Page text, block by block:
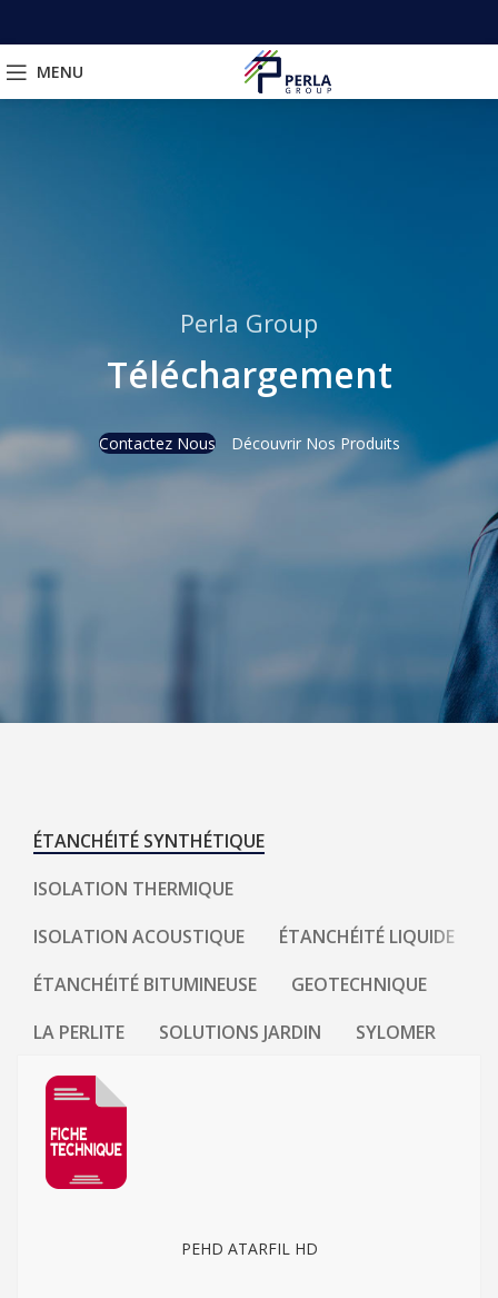
MENU
Perla Group
Téléchargement
Contactez Nous Découvrir Nos Produits
ÉTANCHÉITÉ SYNTHÉTIQUE
ISOLATION THERMIQUE
ISOLATION ACOUSTIQUE
ÉTANCHÉITÉ LIQUIDE
ÉTANCHÉITÉ BITUMINEUSE
GEOTECHNIQUE
LA PERLITE
SOLUTIONS JARDIN SYLOMER
PEHD ATARFIL HD